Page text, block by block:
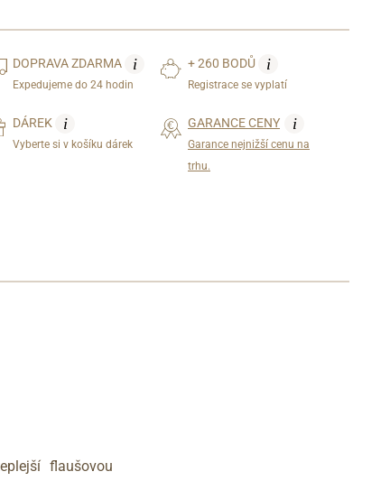
DOPRAVAZDARMA i
Expedujeme do 24 hodin
+ 260 BODŮ i
Registrace se vyplatí
DÁREK i
Vyberte si v košíku dárek
GARANCE CENY i
Garance nejnižší cenu na
trhu.
flaušovou